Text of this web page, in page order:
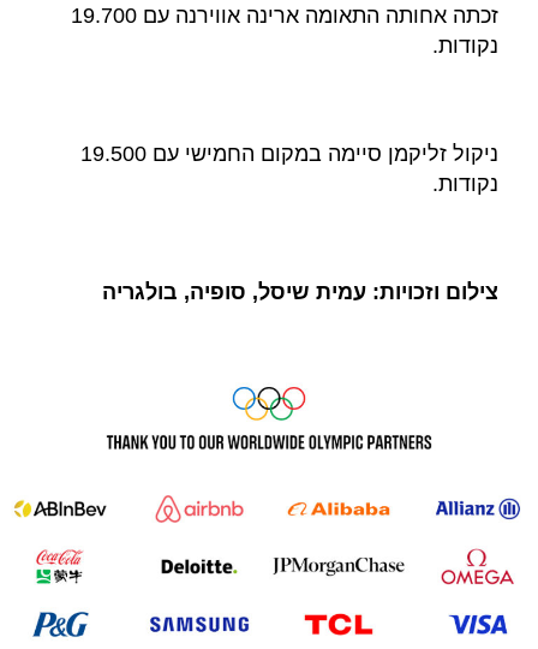
זכתה אחותה התאומה ארינה אווירנה עם 19.700
נקודות.
ניקול זליקמן סיימה במקום החמישי עם 19.500
נקודות.
צילום וזכויות: עמית שיסל, סופיה, בולגריה